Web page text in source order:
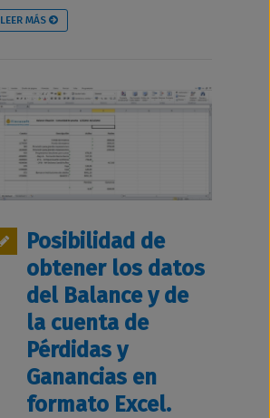
LEER MÁS
Posibilidad de
obtener los datos
del Balance y de
la cuenta de
Pérdidas y
Ganancias en
formato Excel.